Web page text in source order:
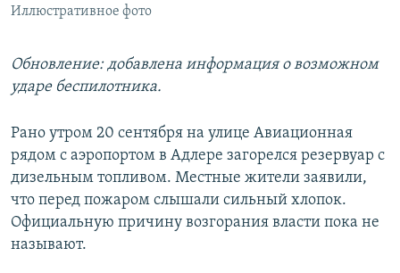
Все сайты РСЕ/РС
Иллюстративное фото
Обновление: добавлена информация о возможном
ударе беспилотника.
Рано утром 20 сентября на улице Авиационная
рядом с аэропортом в Адлере загорелся резервуар с
дизельным топливом. Местные жители заявили,
что перед пожаром слышали сильный хлопок.
Официальную причину возгорания власти пока не
называют.